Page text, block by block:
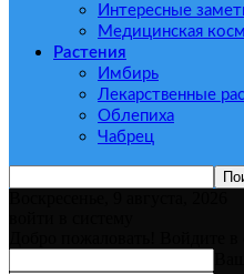
Интересные
Медицинская
Растения
Имбирь
Лекарственные
Облепиха
Чабрец